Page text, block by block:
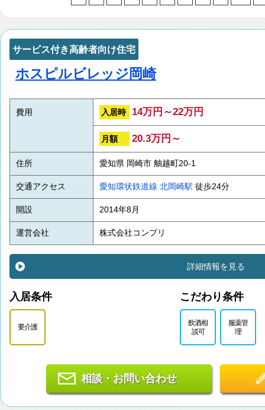
サービス付き高齢者向け住宅
ホスピルビレッジ岡崎
費用 入居時 14万円～22万円
月額 20.3万円～
住所 愛知県 岡崎市 舳越町20-1
交通アクセス 愛知環状鉄道線 北岡崎駅 徒歩24分
開設 2014年8月
運営会社 株式会社コンプリ
詳細情報を見る
入居条件
要介護
こだわり条件
飲酒相
談可
服薬管
理
相談・お問い合わせ